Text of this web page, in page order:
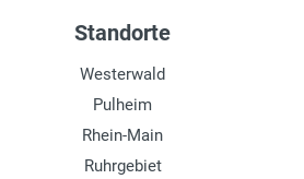
Standorte
Westerwald
Pulheim
Rhein-Main
Ruhrgebiet